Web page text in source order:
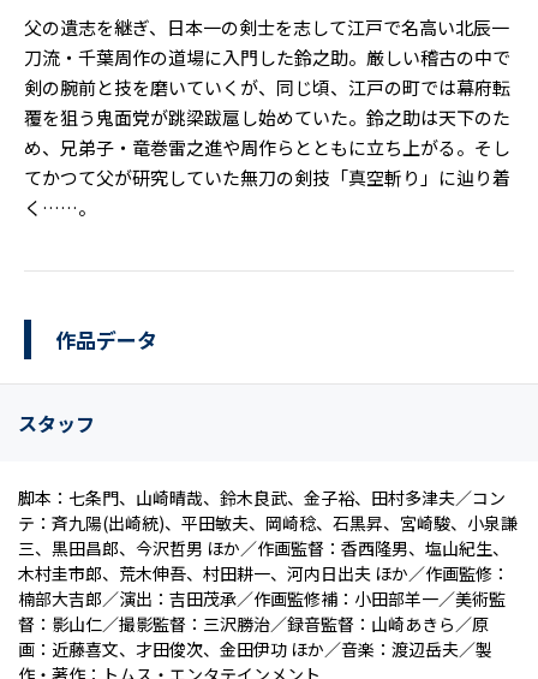
父の遺志を継ぎ、日本一の剣士を志して江戸で名高い北辰一
刀流・千葉周作の道場に入門した鈴之助。厳しい稽古の中で
剣の腕前と技を磨いていくが、同じ頃、江戸の町では幕府転
覆を狙う鬼面党が跳梁跋扈し始めていた。鈴之助は天下のた
め、兄弟子・竜巻雷之進や周作らとともに立ち上がる。そし
てかつて父が研究していた無刀の剣技「真空斬り」に辿り着
く……。
作品データ
スタッフ
脚本：七条門、山崎晴哉、鈴木良武、金子裕、田村多津夫／コン
テ：斉九陽(出崎統)、平田敏夫、岡崎稔、石黒昇、宮崎駿、小泉謙
三、黒田昌郎、今沢哲男 ほか／作画監督：香西隆男、塩山紀生、
木村圭市郎、荒木伸吾、村田耕一、河内日出夫 ほか／作画監修：
楠部大吉郎／演出：吉田茂承／作画監修補：小田部羊一／美術監
督：影山仁／撮影監督：三沢勝治／録音監督：山崎あきら／原
画：近藤喜文、才田俊次、金田伊功 ほか／音楽：渡辺岳夫／製